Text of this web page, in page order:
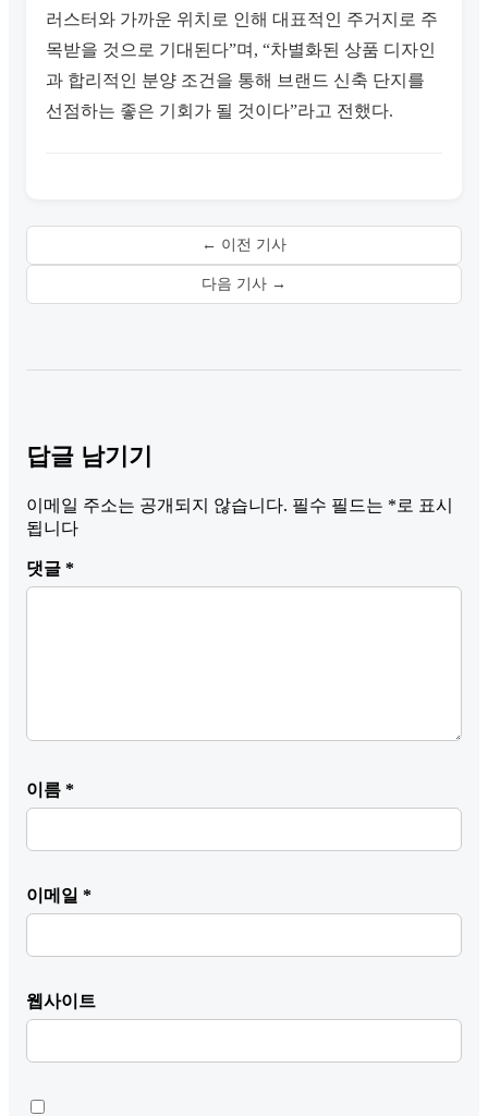
러스터와 가까운 위치로 인해 대표적인 주거지로 주
목받을 것으로 기대된다”며, “차별화된 상품 디자인
과 합리적인 분양 조건을 통해 브랜드 신축 단지를
선점하는 좋은 기회가 될 것이다”라고 전했다.
← 이전 기사
다음 기사 →
답글 남기기
이메일 주소는 공개되지 않습니다. 필수 필드는 *로 표시
됩니다
댓글 *
이름 *
이메일 *
웹사이트